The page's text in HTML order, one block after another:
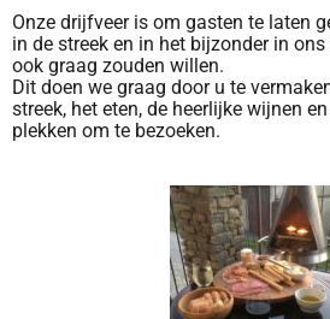
Onze drijfveer is om gasten te laten
in de streek en in het bijzonder in
ook graag zouden willen.
Dit doen we graag door u te
streek, het eten, de heerlijke wijnen
plekken om te bezoeken.